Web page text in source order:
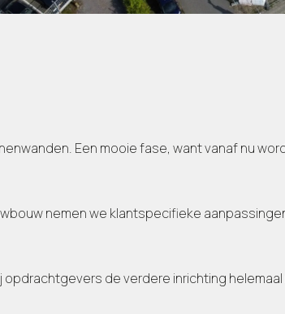
Een mooie fase, want vanaf nu
nemen we klantspecifieke
de verdere inrichting helemaal